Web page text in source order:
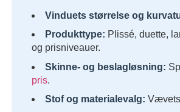
Vinduets størrelse og
Produkttype: Plissé, duette,
og prisniveauer.
Skinne- og beslagløsning:
pris.
Stof og materialevalg: Vævets